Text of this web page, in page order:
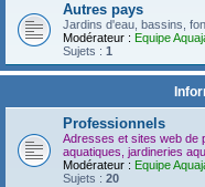
Autres pays
Jardins d'eau, bassins,
Modérateur : Equipe
Sujets : 1
Professionnels
Adresses et sites web de
aquatiques, jardineries
Modérateur : Equipe
Sujets : 20